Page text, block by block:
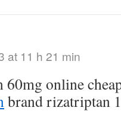
at 11 h 21 min
60mg online
brand rizatriptan